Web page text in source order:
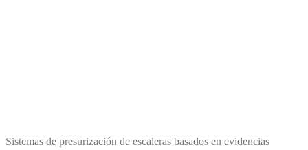
Sistemas de presurización de escaleras basados en evidencias